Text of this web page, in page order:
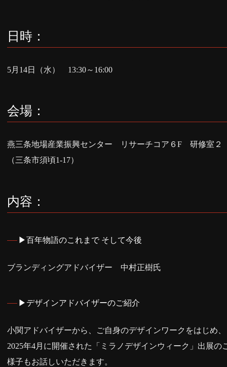
日時：
5月14日（水） 13:30～16:00
会場：
燕三条地場産業振興センター リサーチコア６F 研修室２
（三条市須頃1-17）
内容：
▶百年物語のこれまで そして今後
ブランディングアドバイザー 中村正樹氏
▶デザインアドバイザーのご紹介
小関アドバイザーから、ご自身のデザインワークをはじめ、
2025年4月に開催された「ミラノデザインウィーク」出展の
様子もお話しいただきます。